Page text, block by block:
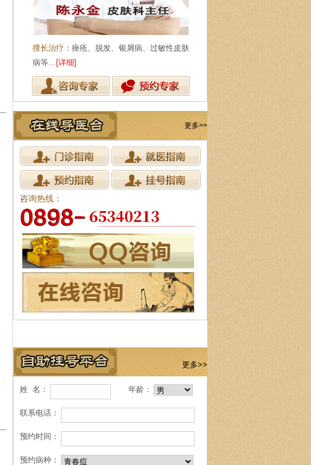
擅长治疗 ：痤疮、脱发、银屑病、过敏性皮肤
病等… [详细]
更多>>
咨询热线：
更多>>
姓 名： 年龄：
联系电话：
预约时间：
预约病种：